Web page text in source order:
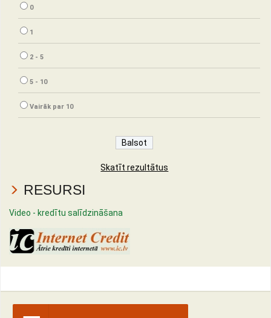
0
1
2 - 5
5 - 10
Vairāk par 10
Skatīt rezultātus
RESURSI
Video - kredītu salīdzināšana